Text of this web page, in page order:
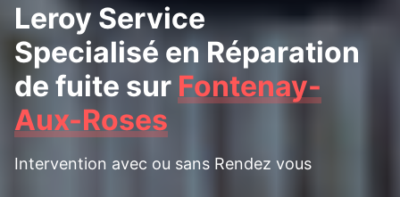
Leroy Service
Specialisé en Réparation
de fuite sur Fontenay-
Aux-Roses
Intervention avec ou sans Rendez vous